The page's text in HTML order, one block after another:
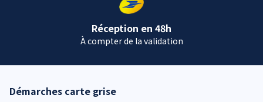
Réception en 48h
À compter de la validation
Démarches carte grise